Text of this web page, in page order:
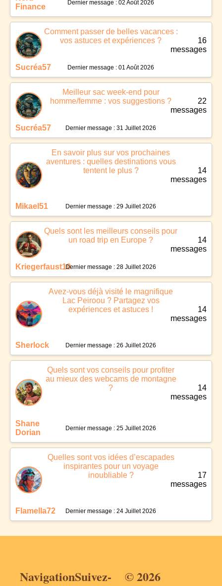
Finance
Dernier message : 02 Août 2026
Comment passer de belles vacances :
vos astuces et expériences ?
Sucréa57
16
messages
Dernier message : 01 Août 2026
Meilleur sac week-end pour
homme/femme : vos suggestions ?
Sucréa57
22
messages
Dernier message : 31 Juillet 2026
En savoir plus sur vos prochaines
aventures : quelles destinations vous
tentent le plus ?
Mikael51
14
messages
Dernier message : 29 Juillet 2026
Quels sont les meilleurs conseils pour
un road trip en Europe ?
Kriegerfaust10
14
messages
Dernier message : 28 Juillet 2026
Avez-vous déjà visité le magnifique
Lac Peiroou ? Partagez vos
expériences et astuces !
Sherlock
14
messages
Dernier message : 26 Juillet 2026
Quels sont vos conseils pour profiter
au mieux des webcams de montagne
?
Shane
Dorian
14
messages
Dernier message : 25 Juillet 2026
Quelles sont vos idées d’escapades
inspirantes pour un voyage
inoubliable ?
Flamella72
17
messages
Dernier message : 24 Juillet 2026
NavigationSuivez-
© 2026